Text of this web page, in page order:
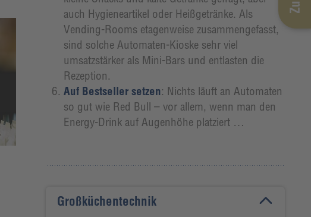
auch Hygieneartikel oder Heißgetränke. Als
Vending-Rooms etagenweise zusammengefasst,
sind solche Automaten-Kioske sehr viel
umsatzstärker als Mini-Bars und entlasten die
Rezeption.
Auf Bestseller setzen: Nichts läuft an Automaten
so gut wie Red Bull – vor allem, wenn man den
Energy-Drink auf Augenhöhe platziert …
Großküchentechnik